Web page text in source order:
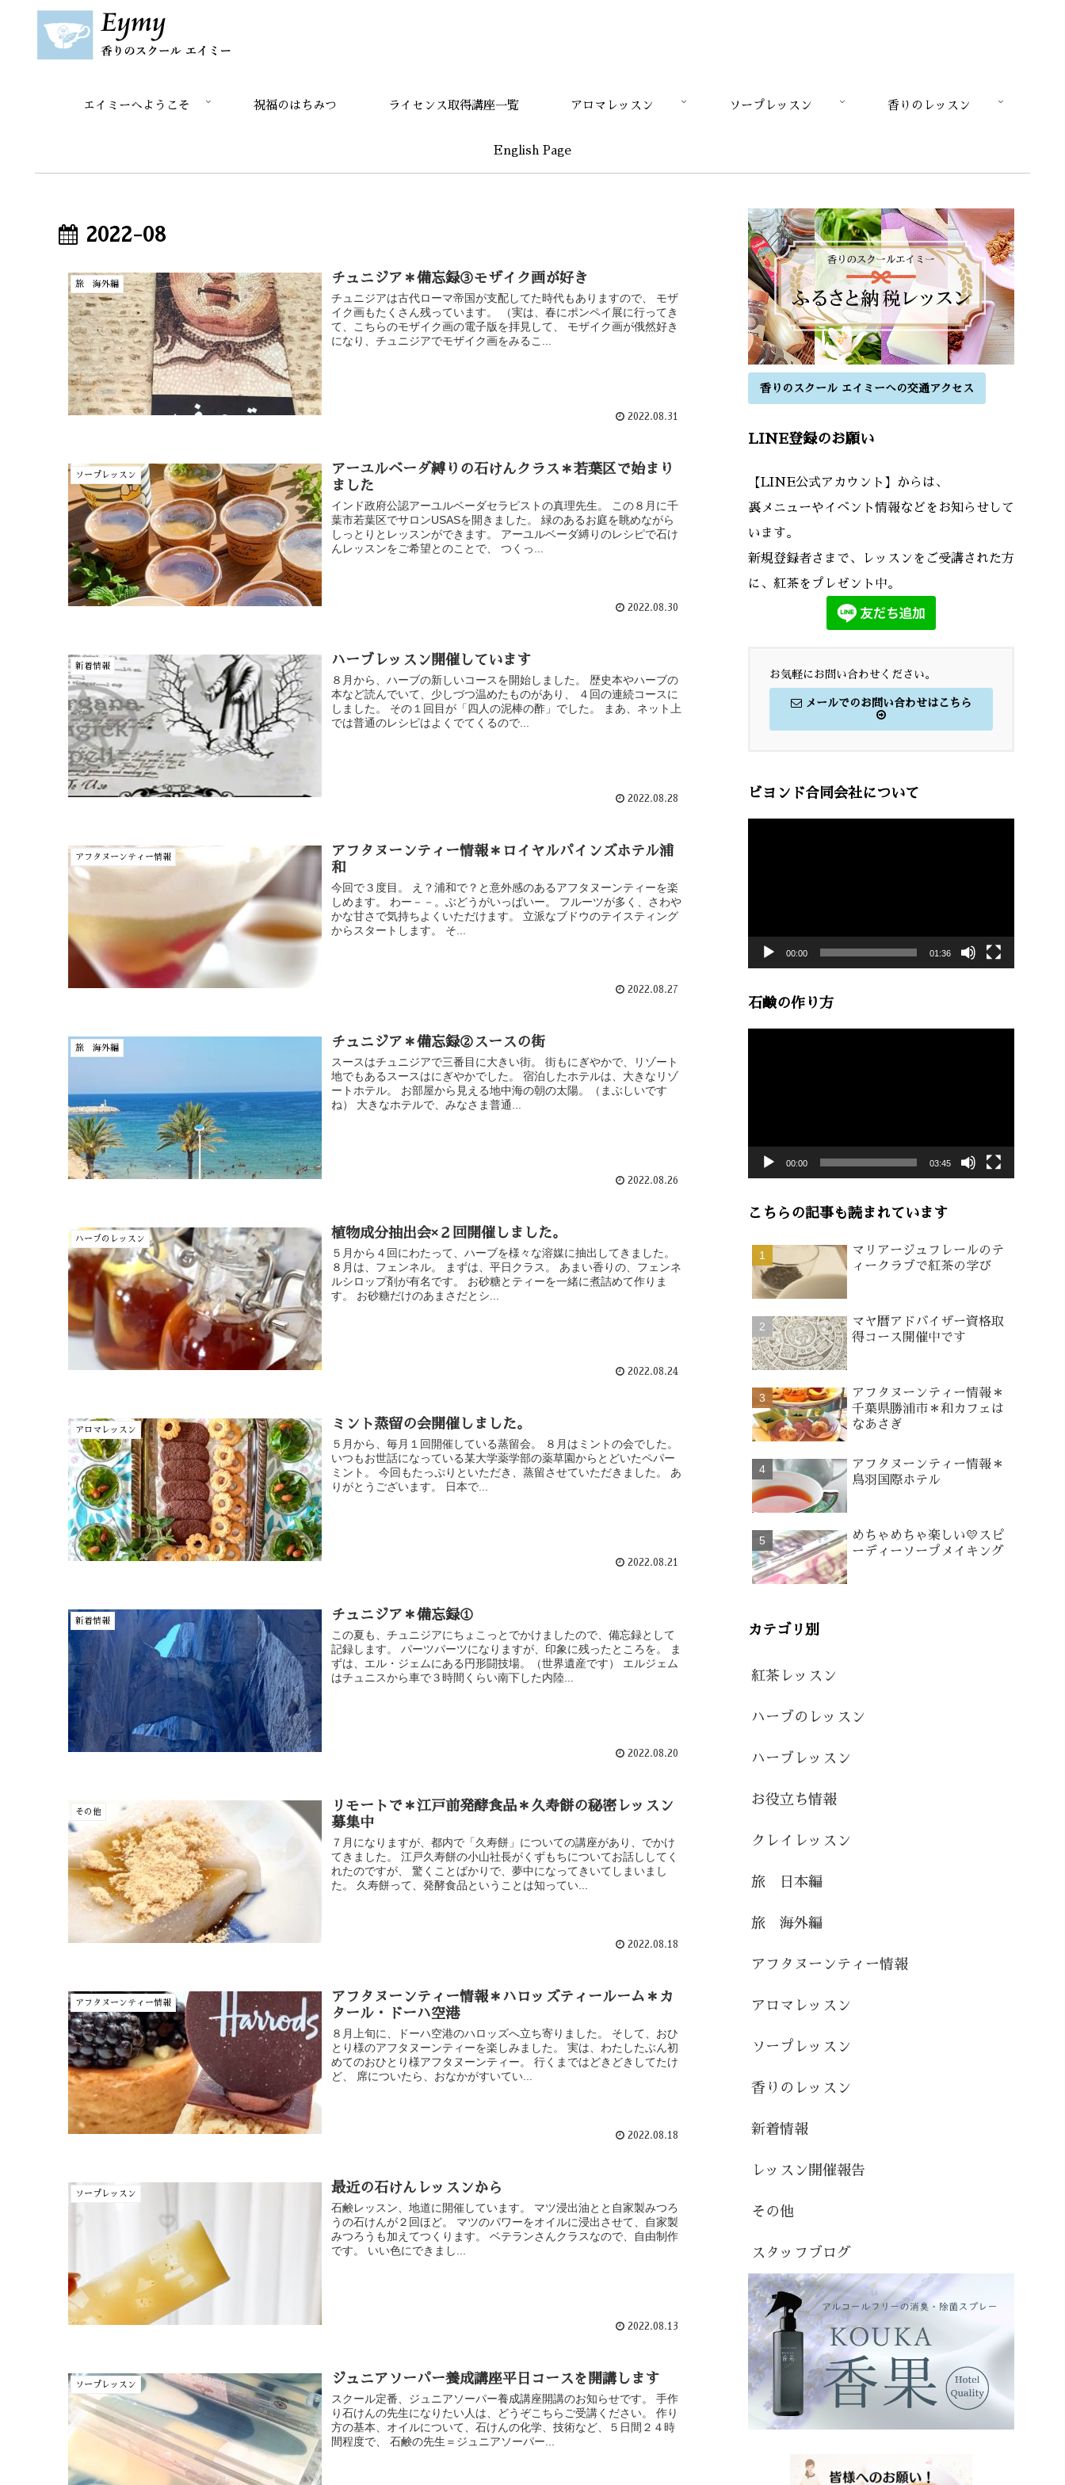
エイミーへようこそ 祝福のはちみつ ライセンス取得講座一覧 アロマレッスン ソープレッスン 香りのレッスン
English Page
2022-08
旅 海外編 チュニジア＊備忘録③モザイク画が好き
チュニジアは古代ローマ帝国が支配してた時代もありますので、 モザ
イク画もたくさん残っています。 （実は、春にポンペイ展に行ってき
て、こちらのモザイク画の電子版を拝見して、 モザイク画が俄然好き
になり、チュニジアでモザイク画をみるこ...
2022.08.31
ソープレッスン
アーユルベーダ縛りの石けんクラス＊若葉区で始まり
ました
インド政府公認アーユルベーダセラピストの真理先生。 この８月に千
葉市若葉区でサロンUSASを開きました。 緑のあるお庭を眺めながら
しっとりとレッスンができます。 アーユルベーダ縛りのレシピで石け
んレッスンをご希望とのことで、 つくっ...
2022.08.30
新着情報 ハーブレッスン開催しています
８月から、ハーブの新しいコースを開始しました。 歴史本やハーブの
本など読んでいて、少しづつ温めたものがあり、 ４回の連続コースに
しました。 その１回目が「四人の泥棒の酢」でした。 まあ、ネット上
では普通のレシピはよくでてくるので...
2022.08.28
アフタヌーンティー情報
アフタヌーンティー情報＊ロイヤルパインズホテル浦
和
今回で３度目。 え？浦和で？と意外感のあるアフタヌーンティーを楽
しめます。 わー－－。ぶどうがいっぱいー。 フルーツが多く、さわや
かな甘さで気持ちよくいただけます。 立派なブドウのテイスティング
からスタートします。 そ...
2022.08.27
旅 海外編 チュニジア＊備忘録②スースの街
スースはチュニジアで三番目に大きい街。 街もにぎやかで、リゾート
地でもあるスースはにぎやかでした。 宿泊したホテルは、大きなリゾ
ートホテル。 お部屋から見える地中海の朝の太陽。（まぶしいです
ね） 大きなホテルで、みなさま普通...
2022.08.26
ハーブのレッスン 植物成分抽出会×２回開催しました。
５月から４回にわたって、ハーブを様々な溶媒に抽出してきました。
８月は、フェンネル。 まずは、平日クラス。 あまい香りの、フェンネ
ルシロップ剤が有名です。 お砂糖とティーを一緒に煮詰めて作りま
す。 お砂糖だけのあまさだとシ...
2022.08.24
アロマレッスン ミント蒸留の会開催しました。
５月から、毎月１回開催している蒸留会。 ８月はミントの会でした。
いつもお世話になっている某大学薬学部の薬草園からとどいたペパー
ミント。 今回もたっぷりといただき、蒸留させていただきました。 あ
りがとうございます。 日本で...
2022.08.21
新着情報 チュニジア＊備忘録①
この夏も、チュニジアにちょこっとでかけましたので、備忘録として
記録します。 パーツパーツになりますが、印象に残ったところを。 ま
ずは、エル・ジェムにある円形闘技場。（世界遺産です） エルジェム
はチュニスから車で３時間くらい南下した内陸...
2022.08.20
その他
リモートで＊江戸前発酵食品＊久寿餅の秘密レッスン
募集中
７月になりますが、都内で「久寿餅」についての講座があり、でかけ
てきました。 江戸久寿餅の小山社長がくずもちについてお話ししてく
れたのですが、 驚くことばかりで、夢中になってきいてしまいまし
た。 久寿餅って、発酵食品ということは知ってい...
2022.08.18
アフタヌーンティー情報
アフタヌーンティー情報＊ハロッズティールーム＊カ
タール・ドーハ空港
８月上旬に、ドーハ空港のハロッズへ立ち寄りました。 そして、おひ
とり様のアフタヌーンティーを楽しみました。 実は、わたしたぶん初
めてのおひとり様アフタヌーンティー。 行くまではどきどきしてたけ
ど、 席についたら、おなかがすいてい...
2022.08.18
ソープレッスン 最近の石けんレッスンから
石鹸レッスン、地道に開催しています。 マツ浸出油とと自家製みつろ
うの石けんが２回ほど。 マツのパワーをオイルに浸出させて、自家製
みつろうも加えてつくります。 ベテランさんクラスなので、自由制作
です。 いい色にできまし...
2022.08.13
ソープレッスン ジュニアソーパー養成講座平日コースを開講します
スクール定番、ジュニアソーパー養成講座開講のお知らせです。 手作
り石けんの先生になりたい人は、どうぞこちらご受講ください。 作り
方の基本、オイルについて、石けんの化学、技術など、５日間２４時
間程度で、 石鹸の先生＝ジュニアソーパー...
香りのスクール エイミーへの交通アクセス
LINE登録のお願い
【LINE公式アカウント】からは、
裏メニューやイベント情報などをお知らせして
います。
新規登録者さまで、レッスンをご受講された方
に、紅茶をプレゼント中。
お気軽にお問い合わせください。
メールでのお問い合わせはこちら
ビヨンド合同会社について
00:00 01:36
石鹸の作り方
00:00 03:45
こちらの記事も読まれています
マリアージュフレールのテ
ィークラブで紅茶の学び
マヤ暦アドバイザー資格取
得コース開催中です
アフタヌーンティー情報＊
千葉県勝浦市＊和カフェは
なあさぎ
アフタヌーンティー情報＊
鳥羽国際ホテル
めちゃめちゃ楽しい💛スピ
ーディーソープメイキング
カテゴリ別
紅茶レッスン
ハーブのレッスン
ハーブレッスン
お役立ち情報
クレイレッスン
旅 日本編
旅 海外編
アフタヌーンティー情報
アロマレッスン
ソープレッスン
香りのレッスン
新着情報
レッスン開催報告
その他
スタッフブログ